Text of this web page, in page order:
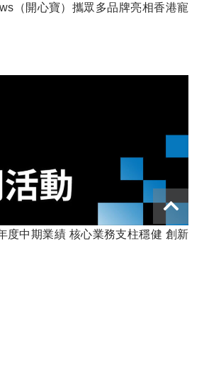
（開心寶）攜眾多品牌亮相香港寵
度中期業績 核心業務支柱穩健 創新